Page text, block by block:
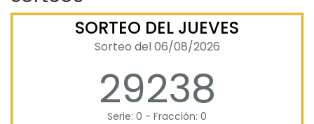
SORTEO DEL JUEVES
Sorteo del 06/08/2026
29238
Serie: 0 - Fracción: 0